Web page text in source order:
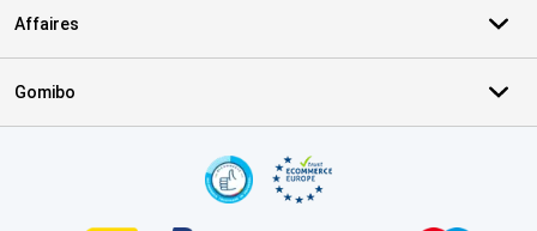
Affaires
Gomibo